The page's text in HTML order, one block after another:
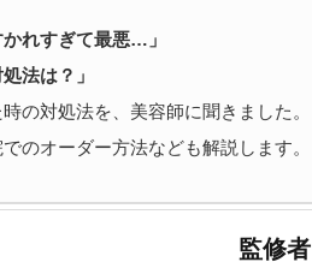
かれすぎて最悪…」
法は？」
の対処法を、美容師に聞きました。
のオーダー方法なども解説します。
監修者